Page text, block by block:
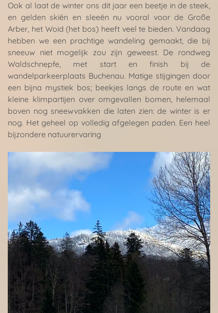
Ook al laat de winter ons dit jaar een beetje in de steek,
en gelden skiën en sleeën nu vooral voor de Große
Arber, het Woid (het bos) heeft veel te bieden. Vandaag
hebben we een prachtige wandeling gemaakt, die bij
sneeuw niet mogelijk zou zijn geweest. De rondweg
Waldschnepfe, met start en finish bij de
wandelparkeerplaats Buchenau. Matige stijgingen door
een bijna mystiek bos; beekjes langs de route en wat
kleine klimpartijen over omgevallen bomen, helemaal
boven nog sneewvakken die laten zien: de winter is er
nog. Het geheel op volledig afgelegen paden. Een heel
bijzondere natuurervaring